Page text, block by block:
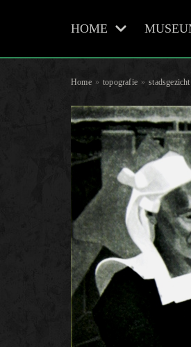
naar
HOME
Home » topografie » stadsgezicht